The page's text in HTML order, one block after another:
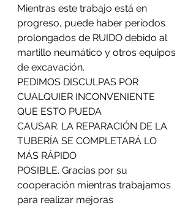
Mientras este trabajo está en
progreso, puede haber períodos
prolongados de RUIDO debido al
martillo neumático y otros equipos
de excavación.
PEDIMOS DISCULPAS POR
CUALQUIER INCONVENIENTE
QUE ESTO PUEDA
CAUSAR. LA REPARACIÓN DE LA
TUBERÍA SE COMPLETARÁ LO
MÁS RÁPIDO
POSIBLE. Gracias por su
cooperación mientras trabajamos
para realizar mejoras